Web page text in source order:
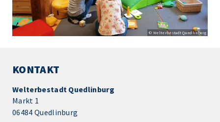
© Welterbestadt Quedlinburg
KONTAKT
Welterbestadt Quedlinburg
Markt 1
06484 Quedlinburg